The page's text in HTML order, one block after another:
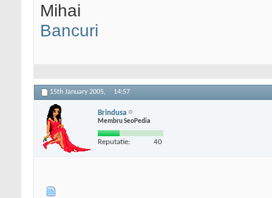
Mihai
Bancuri
15th January 2005, 14:57
Brindusa
Membru SeoPedia
Reputatie: 40